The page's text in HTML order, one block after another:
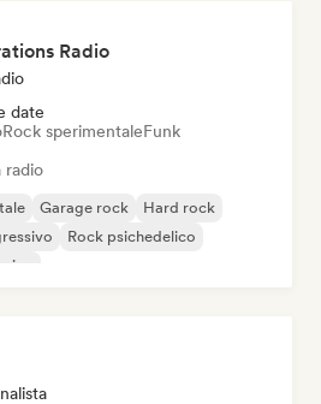
Radio
date
Rock sperimentaleFunk
radio
Garage rock
Hard rock
Rock psichedelico